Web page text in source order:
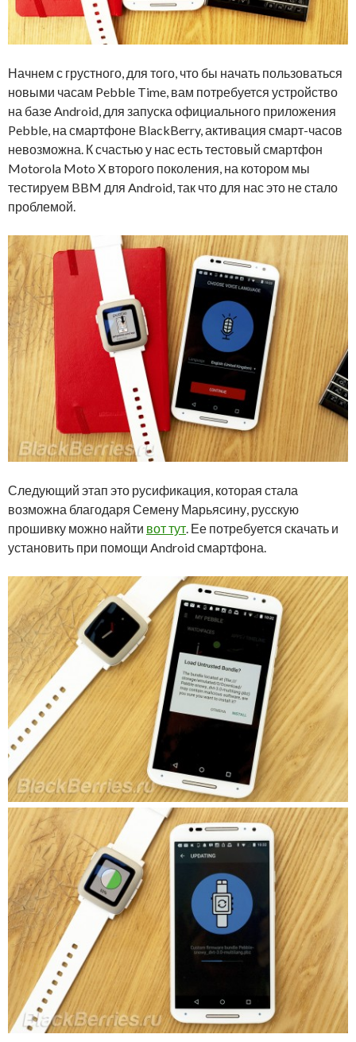
Начнем с грустного, для того, что бы начать пользоваться
новыми часам Pebble Time, вам потребуется устройство
на базе Android, для запуска официального приложения
Pebble, на смартфоне BlackBerry, активация смарт-часов
невозможна. К счастью у нас есть тестовый смартфон
Motorola Moto X второго поколения, на котором мы
тестируем BBM для Android, так что для нас это не стало
проблемой.
Следующий этап это русификация, которая стала
возможна благодаря Семену Марьясину, русскую
прошивку можно найти вот тут . Ее потребуется скачать и
установить при помощи Android смартфона.